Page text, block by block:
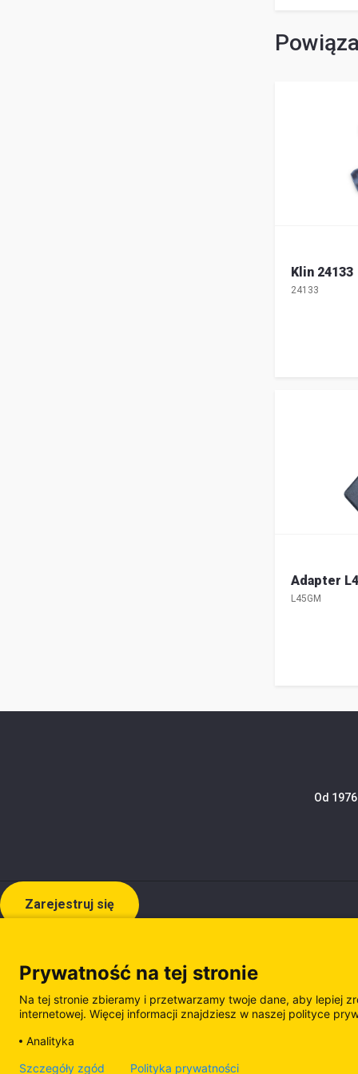
Klin 24133
24133
Adapter
L45GM
Od
Zarejestruj się
Zarządzanie plikami cookie Polityka prywatności
Prywatność na tej stronie
Na tej stronie zbieramy i przetwarzamy twoje dane, aby lepiej
internetowej. Więcej informacji znajdziesz w naszej polityce
Analityka
Szczegóły zgód Polityka prywatności